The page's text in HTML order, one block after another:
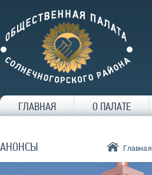
ГЛАВНАЯ О ПАЛАТЕ
АНОНСЫ Главная